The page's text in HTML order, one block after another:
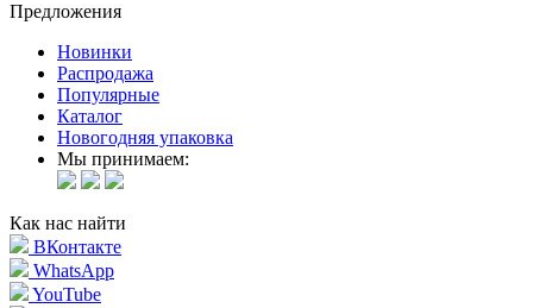
Предложения
Новинки
Распродажа
Популярные
Каталог
Новогодняя упаковка
Мы принимаем:
Как нас найти
ВКонтакте
WhatsApp
YouTube